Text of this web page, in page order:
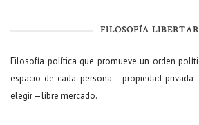
FILOSOFÍA
Filosofía política que promueve un orden
espacio de cada persona —propiedad
elegir —libre mercado.